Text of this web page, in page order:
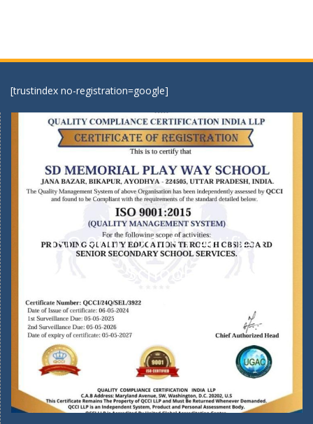
[trustindex no-registration=google]
ISO 9001:2015 Certified